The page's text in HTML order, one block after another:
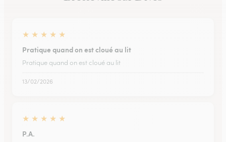
★ ★ ★ ★ ★
Pratique quand on est cloué au lit
Pratique quand on est cloué au lit
13/02/2026
★ ★ ★ ★ ★
P.A.